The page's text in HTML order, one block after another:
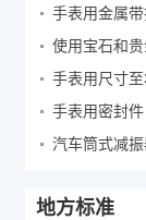
手表用金属带
使用宝石和
手表用尺寸
手表用密封件
汽车筒式减
地方标准